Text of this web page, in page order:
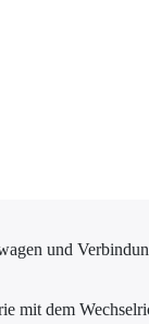
und
mit dem